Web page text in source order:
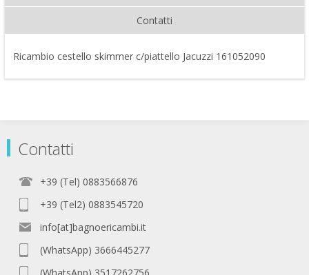
Contatti
Ricambio cestello skimmer c/piattello Jacuzzi 161052090
Contatti
+39 (Tel) 0883566876
+39 (Tel2) 0883545720
info[at]bagnoericambi.it
(WhatsApp) 3666445277
(WhatsApp) 3517262756